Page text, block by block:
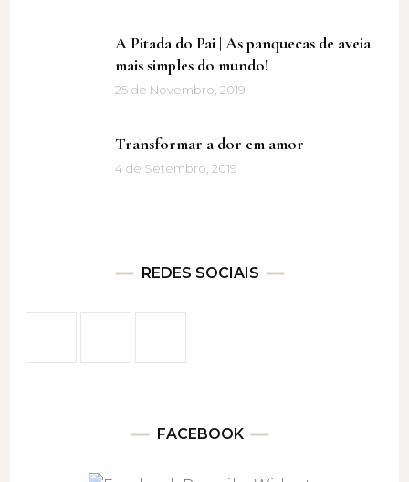
A Pitada do Pai | As panquecas de aveia
mais simples do mundo!
25 de Novembro, 2019
Transformar a dor em amor
4 de Setembro, 2019
REDES SOCIAIS
FACEBOOK